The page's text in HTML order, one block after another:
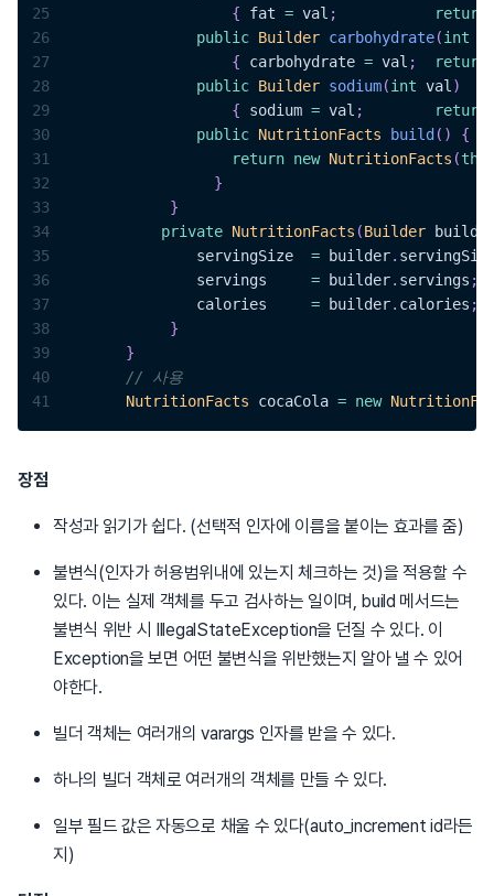
25
{ fat = val ;
return
26
public Builder carbohydrate(int
27
{ carbohydrate = val ;
return
28
public Builder sodium(int val )
29
{ sodium = val ;
return
30
public NutritionFacts build ( )
{
31
return new NutritionFacts (
32
}
33
}
34
private NutritionFacts (Builder
35
               servingSize
= builder.
36
               servings
= builder. servings ;
37
               calories
= builder. calories ;
38
}
39
}
40
// 사용
41
NutritionFacts cocaCola = new
장점
작성과 읽기가 쉽다. (선택적 인자에 이름을 붙이는 효과를 줌)
불변식(인자가 허용범위내에 있는지 체크하는 것)을 적용할 수
있다. 이는 실제 객체를 두고 검사하는 일이며, build 메서드는
불변식 위반 시 IllegalStateException을 던질 수 있다. 이
Exception을 보면 어떤 불변식을 위반했는지 알아 낼 수 있어
야한다.
빌더 객체는 여러개의 varargs 인자를 받을 수 있다.
하나의 빌더 객체로 여러개의 객체를 만들 수 있다.
일부 필드 값은 자동으로 채울 수 있다(auto_increment id라든
지)